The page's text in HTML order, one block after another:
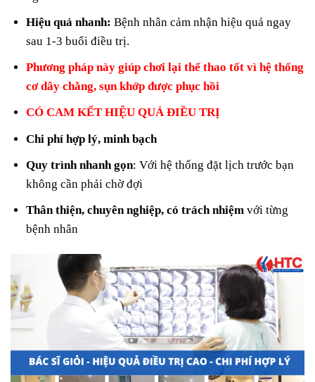
Hiệu quả nhanh: Bệnh nhân cảm nhận hiệu quả ngay
sau 1-3 buổi điều trị.
Phương pháp này giúp chơi lại thể thao tốt vì hệ thống
cơ dây chằng, sụn khớp được phục hồi
CÓ CAM KẾT HIỆU QUẢ ĐIỀU TRỊ
Chi phí hợp lý, minh bạch
Quy trình nhanh gọn: Với hệ thống đặt lịch trước bạn
không cần phải chờ đợi
Thân thiện, chuyên nghiệp, có trách nhiệm với từng
bệnh nhân